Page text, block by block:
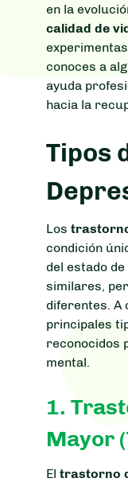
en la
calidad de
conoces a
ayuda
hacia la
Tipos
Los
condición
del estado
similares,
diferentes. A
principales
reconocidos
mental.
1.
Mayor
El trastorno